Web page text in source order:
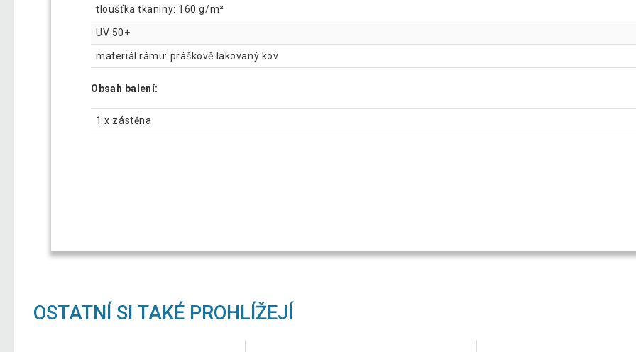
tloušťka tkaniny: 160 g/m²
UV 50+
materiál rámu: práškově lakovaný kov
Obsah balení:
1 x zástěna
OSTATNÍ SI TAKÉ PROHLÍŽEJÍ